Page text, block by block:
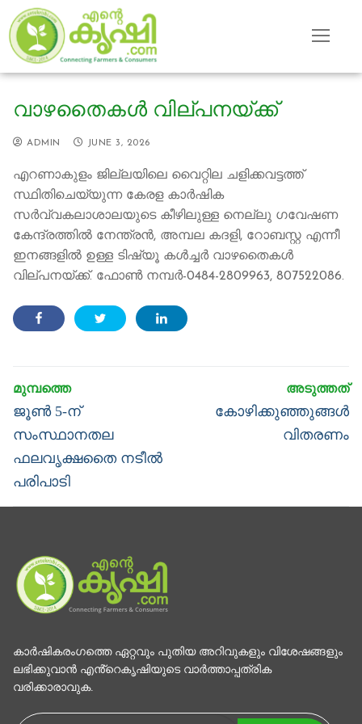
Skip
to
content
വാഴതൈകൾ വില്പനയ്ക്ക്
ADMIN JUNE 3, 2026
എറണാകുളം ജില്ലയിലെ വൈറ്റില ചളിക്കവട്ടത്ത്
സ്ഥിതിചെയ്യുന്ന കേരള കാർഷിക
സർവ്വകലാശാലയുടെ കീഴിലുള്ള നെല്ലു ഗവേഷണ
കേന്ദ്രത്തിൽ നേന്ത്രൻ, അമ്പല കദളി, റോബസ്റ്റ എന്നീ
ഇനങ്ങളിൽ ഉള്ള ടിഷ്യൂ കൾച്ചർ വാഴതൈകൾ
വില്പനയ്ക്ക്. ഫോൺ നമ്പർ-0484-2809963, 807522086.
navigation
Previous
post:
ജൂൺ 5-ന്
സംസ്ഥാനതല
ഫലവൃക്ഷതൈ നടീൽ
പരിപാടി
Next
കോഴിക്കുഞ്ഞുങ്ങൾ
വിതരണം
കാര്‍ഷികരംഗത്തെ ഏറ്റവും പുതിയ അറിവുകളും വിശേഷങ്ങളും
ലഭിക്കുവാന്‍ എൻ്റെകൃഷിയുടെ വാര്‍ത്താപ്പത്രിക
വരിക്കാരാവുക.